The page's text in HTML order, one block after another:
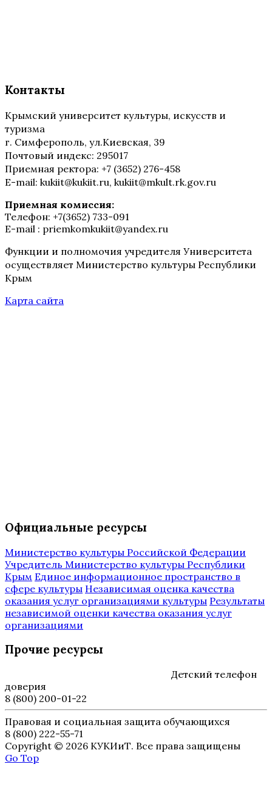
Контакты
Крымский университет культуры, искусств и
туризма
г. Симферополь, ул.Киевская, 39
Почтовый индекс: 295017
Приемная ректора: +7 (3652) 276-458
E-mail: kukiit@kukiit.ru, kukiit@mkult.rk.gov.ru
Приемная комиссия:
Телефон: +7(3652) 733-091
E-mail : priemkomkukiit@yandex.ru
Функции и полномочия учредителя Университета
осуществляет Министерство культуры Республики
Крым
Карта сайта
Официальные ресурсы
Министерство культуры Российской Федерации
Учредитель Министерство культуры Республики
Крым Единое информационное пространство в
сфере культуры Независимая оценка качества
оказания услуг организациями культуры Результаты
независимой оценки качества оказания услуг
организациями
Прочие ресурсы
Детский телефон
доверия
8 (800) 200-01-22
Правовая и социальная защита обучающихся
8 (800) 222-55-71
Copyright © 2026 КУКИиТ. Все права защищены
Go Top